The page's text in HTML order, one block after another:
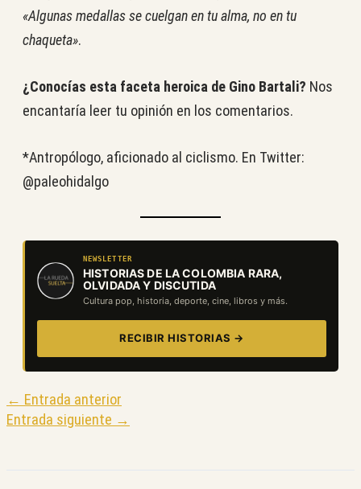
«Algunas medallas se cuelgan en tu alma, no en tu
chaqueta».
¿Conocías esta faceta heroica de Gino Bartali? Nos
encantaría leer tu opinión en los comentarios.
*Antropólogo, aficionado al ciclismo. En Twitter:
@paleohidalgo
NEWSLETTER
HISTORIAS DE LA COLOMBIA RARA,
OLVIDADA Y DISCUTIDA
Cultura pop, historia, deporte, cine, libros y más.
RECIBIR HISTORIAS →
← Entrada anterior
Entrada siguiente →